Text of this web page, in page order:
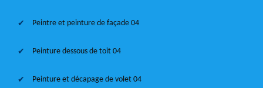
Peintre et peinture de façade 04
Peinture dessous de toit 04
Peinture et décapage de volet 04